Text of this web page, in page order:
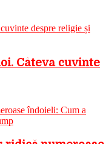
Câteva cuvinte